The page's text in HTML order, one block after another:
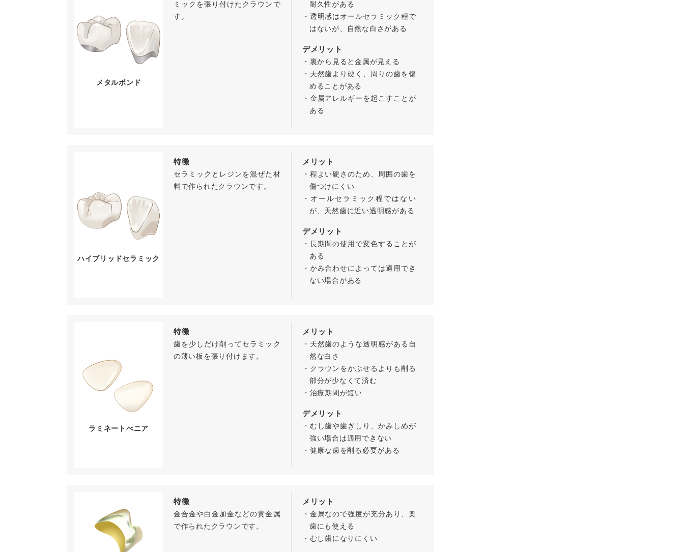
メタルボンド
ミックを張り付けたクラウンで
す。
耐久性がある
・透明感はオールセラミック程で
はないが、自然な白さがある
デメリット
・裏から見ると金属が見える
・天然歯より硬く、周りの歯を傷
めることがある
・金属アレルギーを起こすことが
ある
ハイブリッドセラミック
特徴
セラミックとレジンを混ぜた材
料で作られたクラウンです。
メリット
・程よい硬さのため、周囲の歯を
傷つけにくい
・オールセラミック程ではない
が、天然歯に近い透明感がある
デメリット
・長期間の使用で変色することが
ある
・かみ合わせによっては適用でき
ない場合がある
ラミネートべニア
特徴
歯を少しだけ削ってセラミック
の薄い板を張り付けます。
メリット
・天然歯のような透明感がある自
然な白さ
・クラウンをかぶせるよりも削る
部分が少なくて済む
・治療期間が短い
デメリット
・むし歯や歯ぎしり、かみしめが
強い場合は適用できない
・健康な歯を削る必要がある
特徴
金合金や白金加金などの貴金属
で作られたクラウンです。
メリット
・金属なので強度が充分あり、奥
歯にも使える
・むし歯になりにくい